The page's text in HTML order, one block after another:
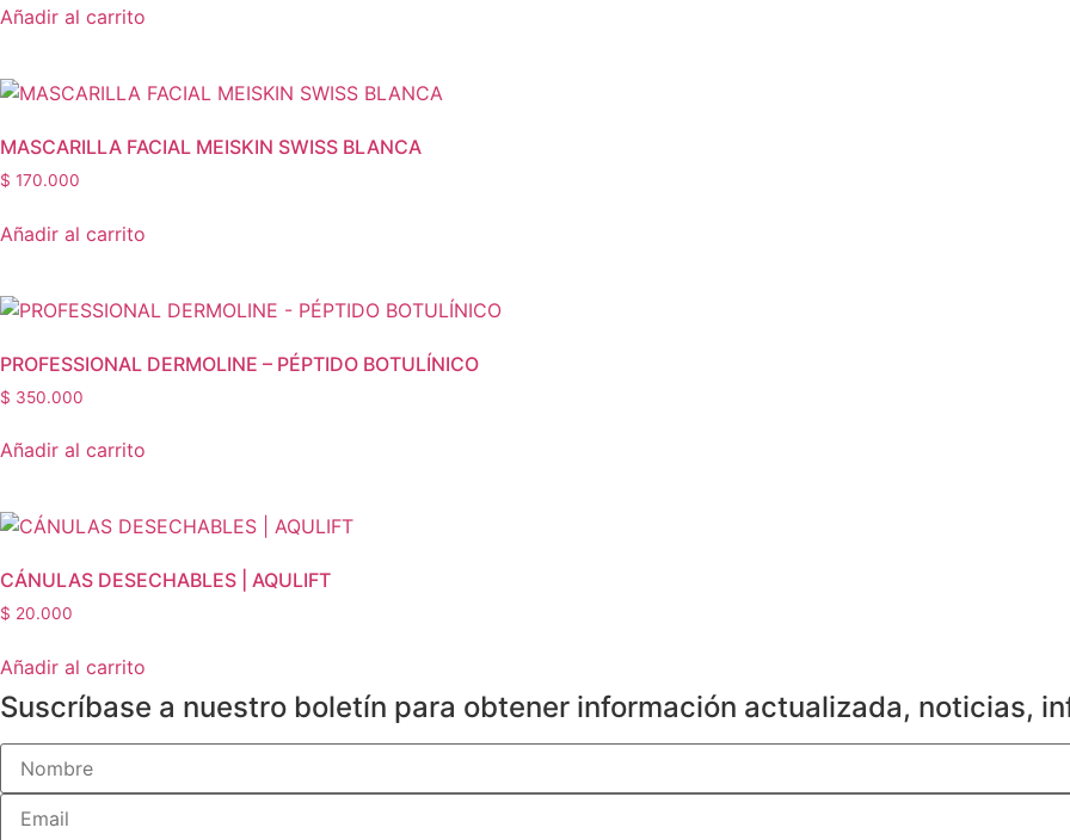
Añadir al carrito
MASCARILLA FACIAL MEISKIN SWISS BLANCA
$ 170.000
Añadir al carrito
PROFESSIONAL DERMOLINE – PÉPTIDO BOTULÍNICO
$ 350.000
Añadir al carrito
CÁNULAS DESECHABLES | AQULIFT
$ 20.000
Añadir al carrito
Suscríbase a nuestro boletín para obtener información actualizada, noticias,